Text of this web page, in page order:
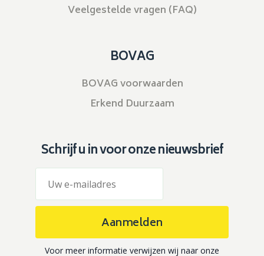
Veelgestelde vragen (FAQ)
BOVAG
BOVAG voorwaarden
Erkend Duurzaam
Schrijf u in voor onze nieuwsbrief
Aanmelden
Voor meer informatie verwijzen wij naar onze